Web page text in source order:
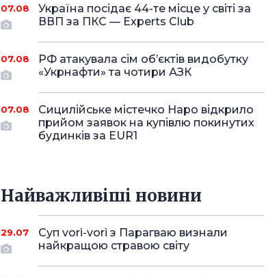
07.08
Україна посідає 44-те місце у світі за
ВВП за ПКС — Experts Club
07.08
РФ атакувала сім об’єктів видобутку
«Укрнафти» та чотири АЗК
07.08
Сицилійське містечко Наро відкрило
прийом заявок на купівлю покинутих
будинків за EUR1
Найважливіші новини
29.07
Суп vori-vori з Парагваю визнали
найкращою стравою світу